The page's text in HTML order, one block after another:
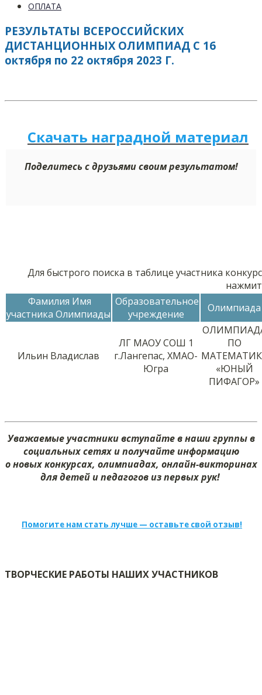
ОПЛАТА
РЕЗУЛЬТАТЫ ВСЕРОССИЙСКИХ
ДИСТАНЦИОННЫХ ОЛИМПИАД С 16
октября по 22 октября 2023 Г.
Скачать наградной материал
Поделитесь с друзьями своим результатом!
Для быстрого поиска в таблице участника
Фамилия Имя
участника Олимпиады
Образовательное
учреждение
Олимпиада
Ильин Владислав
ЛГ МАОУ СОШ 1
г.Лангепас, ХМАО-
Югра
ПО
«ЮНЫЙ
ПИФАГОР»
Уважаемые участники вступайте в наши группы в
социальных сетях и получайте информацию
о новых конкурсах, олимпиадах, онлайн-викторинах
для детей и педагогов из первых рук!
Помогите нам стать лучше — оставьте свой отзыв!
ТВОРЧЕСКИЕ РАБОТЫ НАШИХ УЧАСТНИКОВ